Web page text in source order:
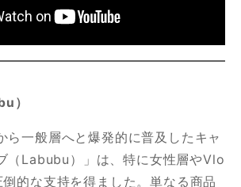
）
ら一般層へと爆発的に普及したキャ
（Labubu）」は、特に女性層やVlo
的な支持を得ました。単なる商品